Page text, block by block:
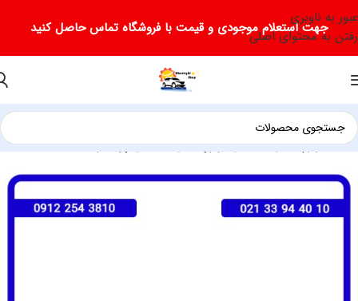
عبور به ناوبری
رفتن به محتوای اصلی
جهت استعلام موجودی و قیمت با فروشگاه تماس حاصل کنید
خانه لوازم یدکی فیدلیتی لوازم یدکی فیدلیتی پرستیژ